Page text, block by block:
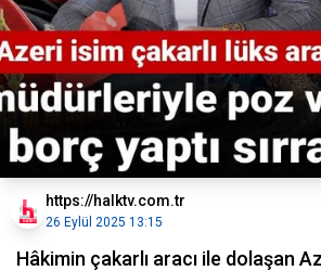
https://halktv.com.tr
26 Eylül 2025 13:15
Hâkimin çakarlı aracı ile dolaşan